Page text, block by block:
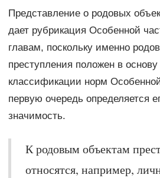
Представление о родовых
дает рубрикация Особенной
главам, поскольку именно
преступления положен в
классификации норм
первую очередь определяется
значимость.
К родовым объектам
относятся, например,